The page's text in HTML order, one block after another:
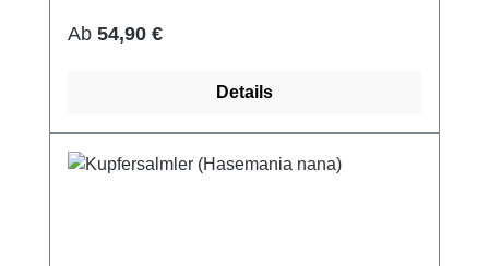
Regulärer Preis:
Ab 54,90 €
Details